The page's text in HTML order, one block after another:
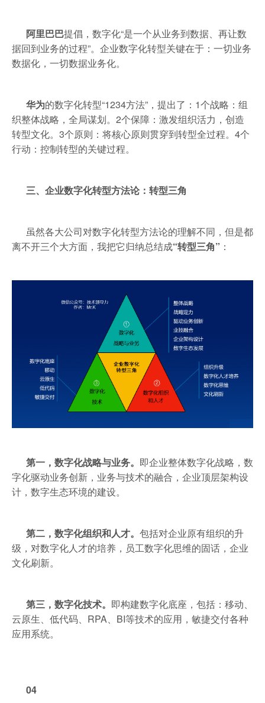
阿里巴巴提倡，数字化“是一个从业务到数据、再让数
据回到业务的过程”。企业数字化转型关键在于：一切业务
数据化，一切数据业务化。
华为的数字化转型“1234方法”，提出了：1个战略：组
织整体战略，全局谋划。2个保障：激发组织活力，创造
转型文化。3个原则：将核心原则贯穿到转型全过程。4个
行动：控制转型的关键过程。
三、企业数字化转型方法论：转型三角
虽然各大公司对数字化转型方法论的理解不同，但是都
离不开三个大方面，我把它归纳总结成“转型三角” ：
第一，数字化战略与业务。 即企业整体数字化战略，数
字化驱动业务创新，业务与技术的融合，企业顶层架构设
计，数字生态环境的建设。
第二，数字化组织和人才。 包括对企业原有组织的升
级，对数字化人才的培养，员工数字化思维的固话，企业
文化刷新。
第三，数字化技术。 即构建数字化底座，包括：移动、
云原生、低代码、RPA、BI等技术的应用，敏捷交付各种
应用系统。
04